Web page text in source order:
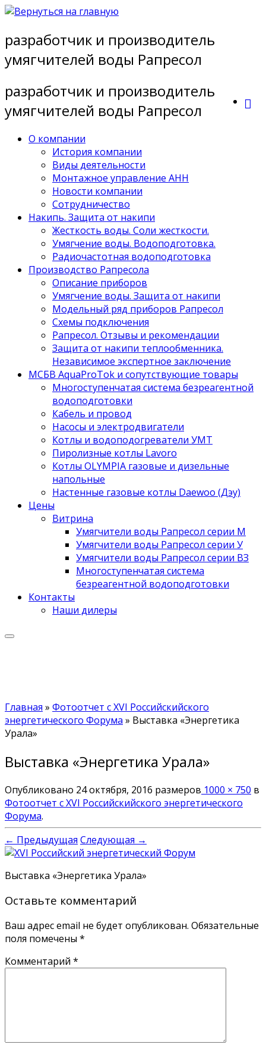
Перейти
содержимому
разработчик и производитель
умягчителей воды Рапресол
разработчик и производитель
умягчителей воды Рапресол
О компании
История компании
Виды деятельности
Монтажное управление АНН
Новости компании
Сотрудничество
Накипь. Защита от накипи
Жесткость воды. Соли жесткости.
Умягчение воды. Водоподготовка.
Радиочастотная водоподготовка
Производство Рапресола
Описание приборов
Умягчение воды. Защита от накипи
Модельный ряд приборов Рапресол
Схемы подключения
Рапресол. Отзывы и рекомендации
Защита от накипи теплообменника.
Независимое экспертное заключение
МСБВ AquaProTok и сопутствующие товары
Многоступенчатая система безреагентной
водоподготовки
Кабель и провод
Насосы и электродвигатели
Котлы и водоподогреватели УМТ
Пиролизные котлы Lavoro
Котлы OLYMPIA газовые и дизельные
напольные
Настенные газовые котлы Daewoo (Дэу)
Цены
Витрина
Умягчители воды Рапресол серии М
Умягчители воды Рапресол серии У
Умягчители воды Рапресол серии ВЗ
Многоступенчатая система
безреагентной водоподготовки
Контакты
Наши дилеры
Главная » Фотоотчет с XVI Российскийского
энергетического Форума » Выставка «Энергетика
Урала»
Выставка «Энергетика Урала»
Опубликовано 24 октября, 2016 размеров 1000 × 750 в
Фотоотчет с XVI Российскийского энергетического
Форума.
← Предыдущая Следующая →
Выставка «Энергетика Урала»
Оставьте комментарий
Ваш адрес email не будет опубликован. Обязательные
поля помечены *
Комментарий *